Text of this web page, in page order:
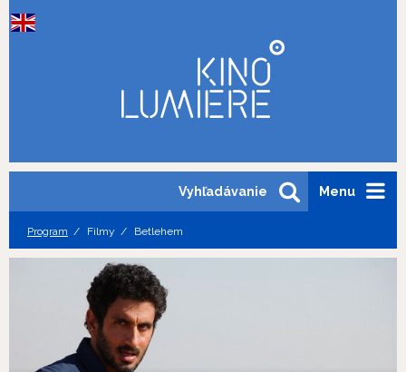
Menu
Vyhľadávanie
Program Filmy Betlehem